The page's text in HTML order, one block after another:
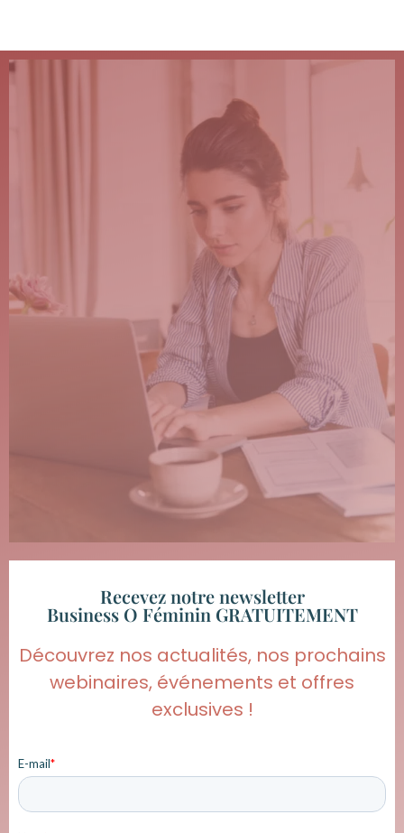
Recevez notre newsletter
Business O Féminin GRATUITEMENT
Découvrez nos actualités, nos prochains
webinaires, événements et offres
exclusives !